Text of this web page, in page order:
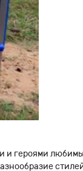
героями